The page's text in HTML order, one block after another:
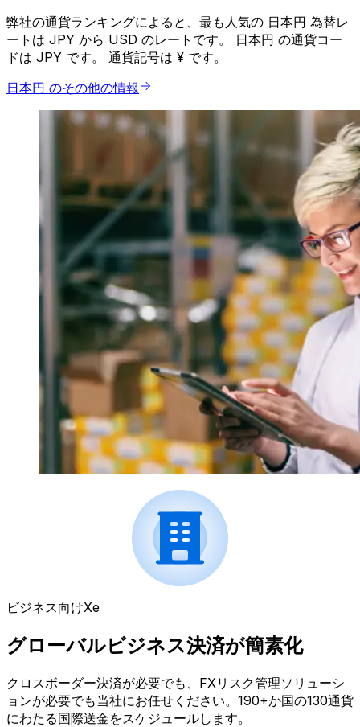
弊社の通貨ランキングによると、最も人気の 日本円 為替レ
ートは JPY から USD のレートです。 日本円 の通貨コー
ドは JPY です。 通貨記号は ¥ です。
日本円 のその他の情報
ビジネス向けXe
グローバルビジネス決済が簡素化
クロスボーダー決済が必要でも、FXリスク管理ソリューシ
ョンが必要でも当社にお任せください。190+か国の130通貨
にわたる国際送金をスケジュールします。